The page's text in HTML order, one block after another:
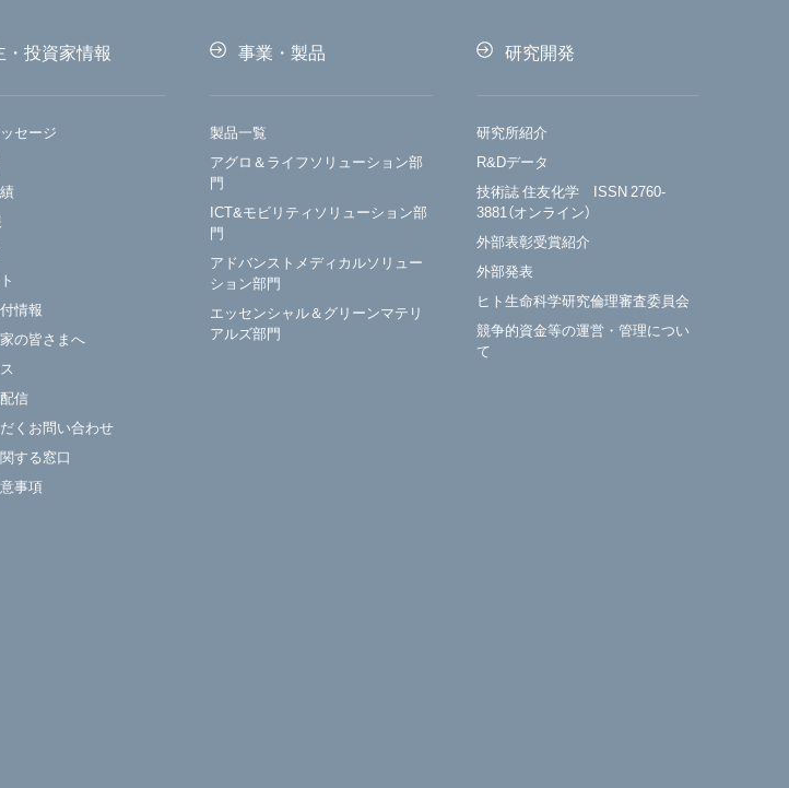
・投資家情報
セージ
情報
の皆さまへ
信
くお問い合わせ
する窓口
事項
事業・製品
製品一覧
アグロ＆ライフソリューション部
門
ICT&モビリティソリューション部
門
アドバンストメディカルソリュー
ション部門
エッセンシャル＆グリーンマテリ
アルズ部門
研究開発
研究所紹介
R&Dデータ
技術誌 住友化学 ISSN 2760-
3881（オンライン）
外部表彰受賞紹介
外部発表
ヒト生命科学研究倫理審査委員会
競争的資金等の運営・管理につい
て